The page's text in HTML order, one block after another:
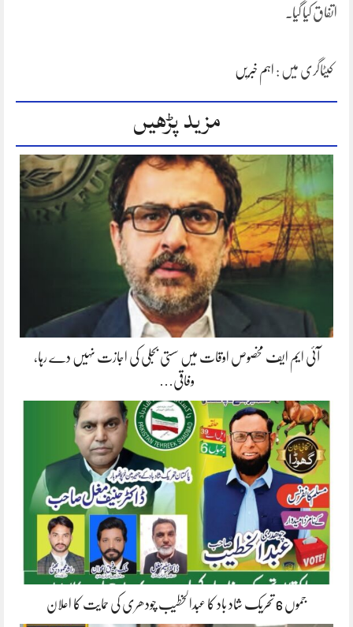
اتفاق کیا گیا۔
کیٹاگری میں : اہم خبریں
مزید پڑھیں
آئی ایم ایف مخصوص اوقات میں سستی بجلی کی اجازت نہیں دے رہا،
وفاقی…
جموں 6 تحریک شاد باد کا عبدالخطیب چودھری کی حمایت کا اعلان